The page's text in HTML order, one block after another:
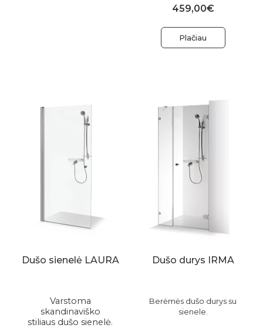
459,00€
Plačiau
Dušo sienelė LAURA
Varstoma
skandinaviško
stiliaus dušo sienelė.
Dušo durys IRMA
Berėmės dušo durys su
sienele.